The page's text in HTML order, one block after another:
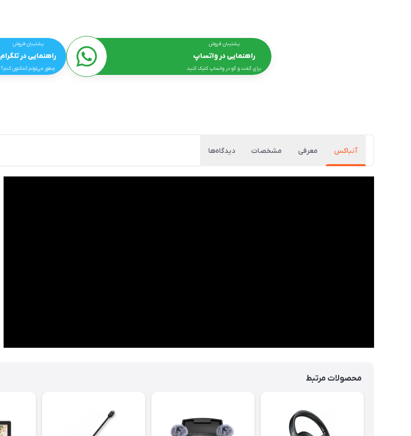
پشتیبان فروش
راهنمایی در واتساپ
برای گفت و گو در واتساپ کلیک کنید
پشتیبان فروش
راهنمایی در تلگرام
چطور می‌تونم کمکتون کنم؟
آنباکس معرفی مشخصات دیدگاه‌ها
محصولات مرتبط